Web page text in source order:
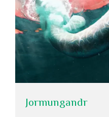
Jormungandr